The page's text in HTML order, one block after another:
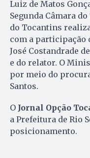
Luiz de Matos
Segunda Câmara
do Tocantins
com a participação
José Costandrade
e do relator. O
por meio do
Santos.
O Jornal Opção
a Prefeitura de Rio
posicionamento.